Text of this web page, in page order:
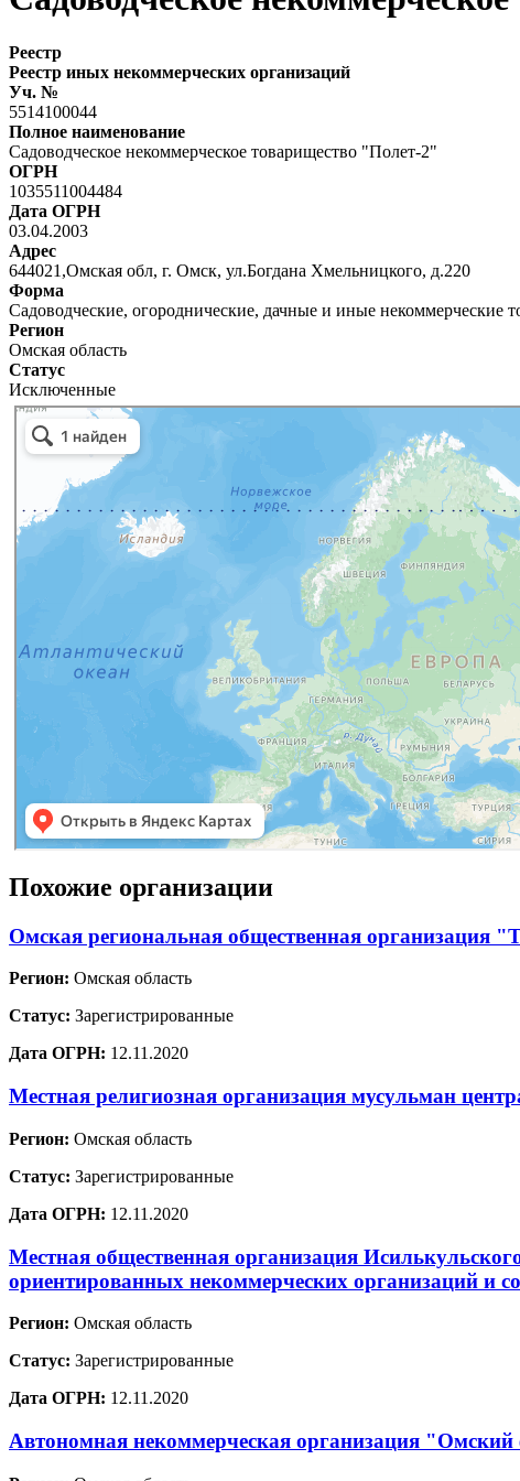
Реестр
Реестр иных некоммерческих организаций
Уч. №
5514100044
Полное наименование
Садоводческое некоммерческое товарищество "Полет-2"
ОГРН
1035511004484
Дата ОГРН
03.04.2003
Адрес
644021,Омская обл, г. Омск, ул.Богдана Хмельницкого, д.220
Форма
Садоводческие, огороднические, дачные и иные некоммерческие
Регион
Омская область
Статус
Исключенные
Похожие организации
Омская региональная общественная организация
Регион: Омская область
Статус: Зарегистрированные
Дата ОГРН: 12.11.2020
Местная религиозная организация мусульман
Регион: Омская область
Статус: Зарегистрированные
Дата ОГРН: 12.11.2020
Местная общественная организация
ориентированных некоммерческих организаций и
Регион: Омская область
Статус: Зарегистрированные
Дата ОГРН: 12.11.2020
Автономная некоммерческая организация